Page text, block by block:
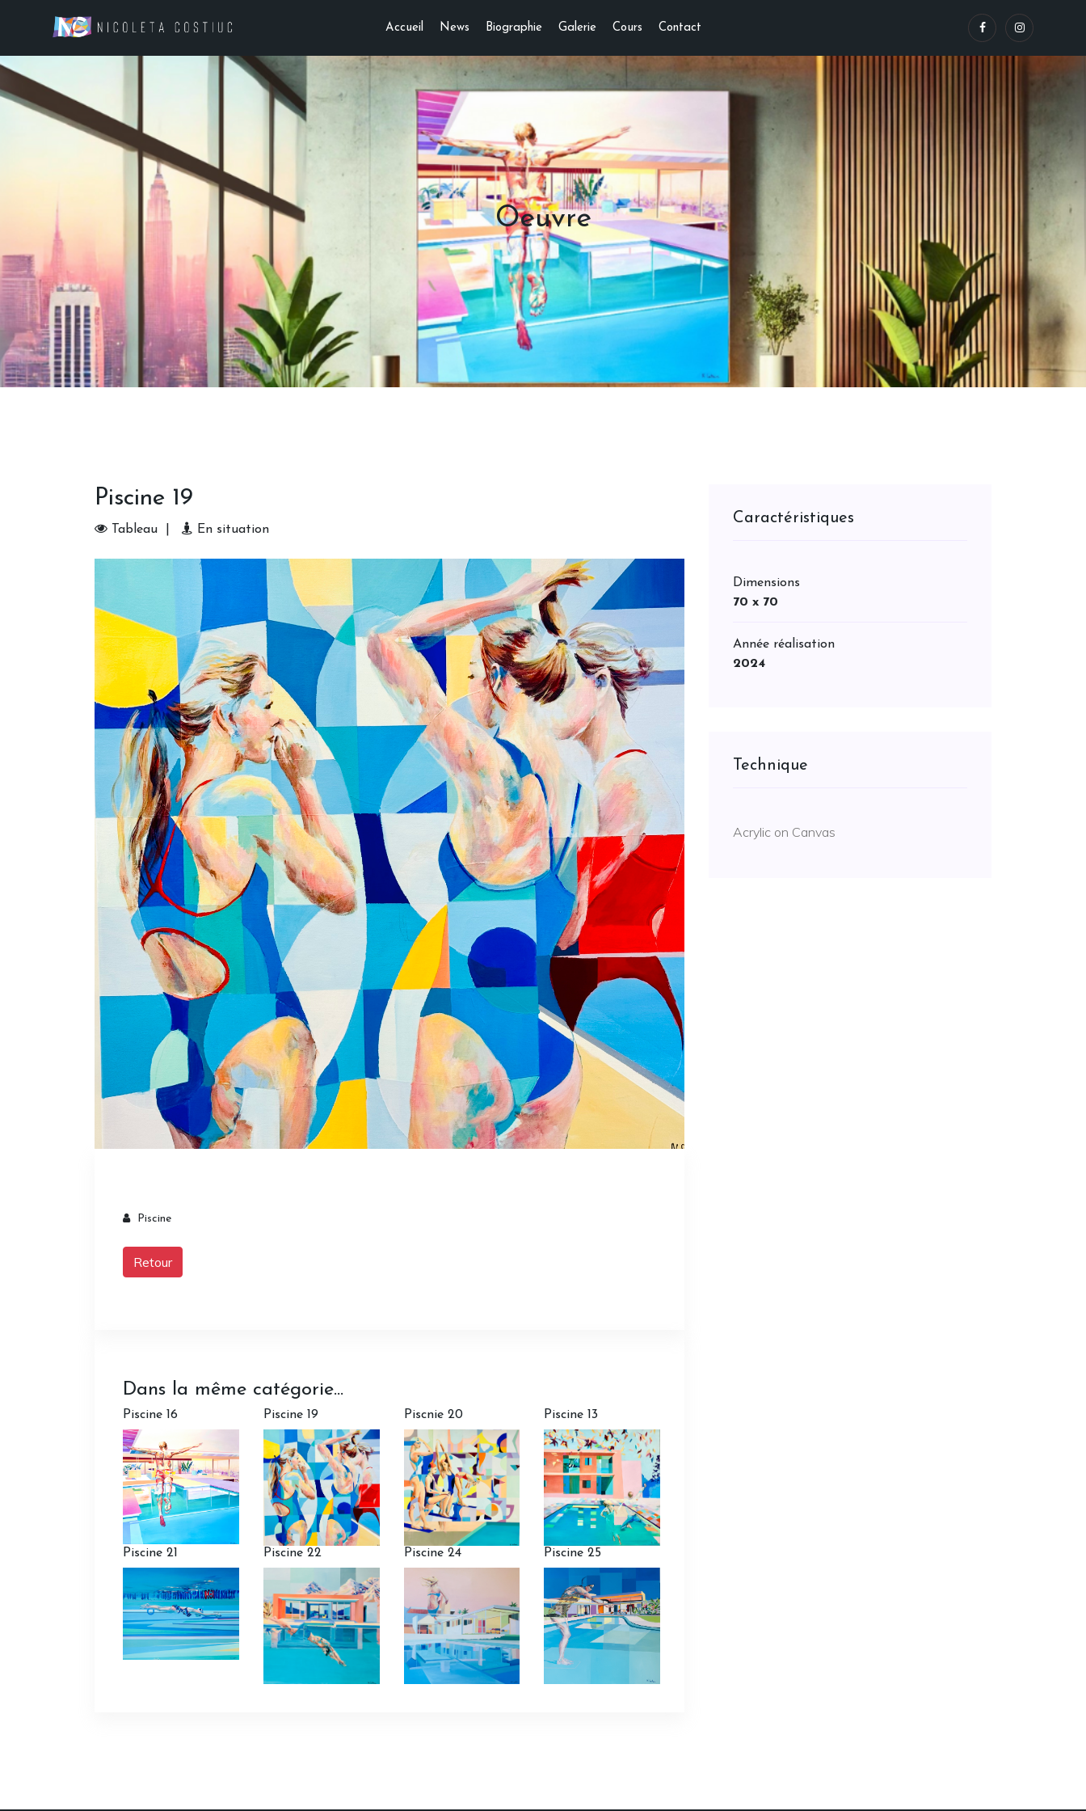
Accueil News Biographie Galerie Cours Contact
Oeuvre
Piscine 19
Tableau En situation
Piscine
Retour
Dans la même catégorie...
Piscine 16 Piscine 19 Piscnie 20 Piscine 13
Piscine 21 Piscine 22 Piscine 24 Piscine 25
Caractéristiques
Dimensions
70 x 70
Année réalisation
2024
Technique
Acrylic on Canvas